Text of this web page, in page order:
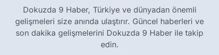
Dokuzda 9 Haber, Türkiye ve dünyadan önemli
gelişmeleri size anında ulaştırır. Güncel haberleri ve
son dakika gelişmelerini Dokuzda 9 Haber ile takip
edin.